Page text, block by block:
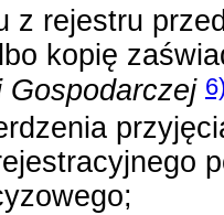
z rejestru
kopię
Gospodarczej